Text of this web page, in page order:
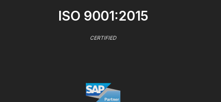
ISO 9001:2015
CERTIFIED